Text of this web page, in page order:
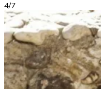
4/7